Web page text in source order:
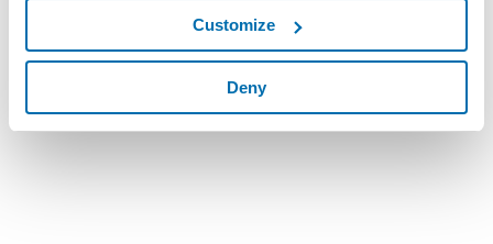
Customize
Deny